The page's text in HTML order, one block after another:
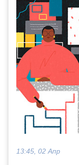
13:45, 02 Апр